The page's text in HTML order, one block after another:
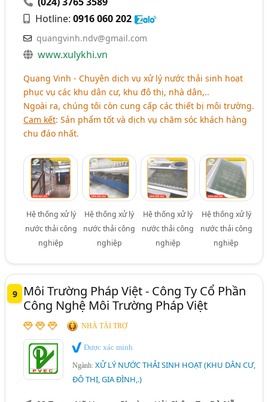
Hotline:0916 060 202
quangvinh.ndv@gmail.com
www.xulykhi.vn
Quang Vinh - Chuyên dịch vụ xử lý nước thải sinh hoạt
phục vụ các khu dân cư, khu đô thị, nhà dân,..
Ngoài ra, chúng tôi còn cung cấp các thiết bị môi trường.
Cam kết: Sản phẩm tốt và dịch vụ chăm sóc khách hàng
chu đáo nhất.
Hệ thống xử lý
nước thải công
nghiệp
Hệ thống xử lý
nước thải công
nghiệp
Hệ thống xử lý
nước thải công
nghiệp
Hệ thống xử lý
nước thải công
nghiệp
9
Môi Trường Pháp Việt - Công Ty Cổ Phần
Công Nghệ Môi Trường Pháp Việt
NHÀ TÀI TRỢ
Được xác minh
Ngành:XỬ LÝ NƯỚC THẢI SINH HOẠT (KHU DÂN CƯ,
ĐÔ THỊ, GIA ĐÌNH,.)